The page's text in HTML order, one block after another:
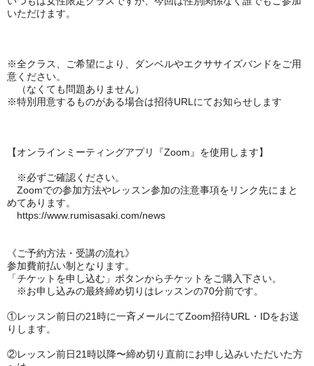
いただけます。
※全クラス、ご希望により、ダンベルやエクササイズバンドをご用
意ください。
（なくても問題ありません）
※特別用意するものがある場合は招待URLにてお知らせします
【オンラインミーティングアプリ『Zoom』を使用します】
※必ずご確認ください。
Zoomでの参加方法やレッスン参加の注意事項をリンク先にまと
めてあります。
https://www.rumisasaki.com/news
《ご予約方法・受講の流れ》
参加費前払い制となります。
「チケットを申し込む」ボタンからチケットをご購入下さい。
※お申し込みの最終締め切りはレッスンの70分前です。
①レッスン前日の21時に一斉メールにてZoom招待URL・IDをお送
りします。
②レッスン前日21時以降〜締め切り直前にお申し込みいただいた方